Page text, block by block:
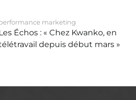
marketing
Échos : « Chez Kwanko, en
depuis début mars »